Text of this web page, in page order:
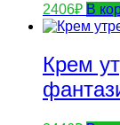
2406₽ В
Крем